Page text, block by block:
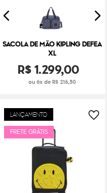
SACOLA DE MÃO KIPLING DEFEA
XL
R$1.299,00
ou 6x de R$ 216,50
LANÇAMENTO
FRETE GRÁTIS